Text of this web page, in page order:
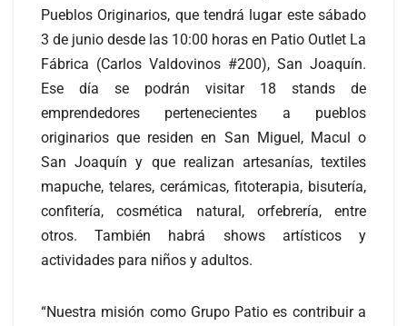
Pueblos Originarios, que tendrá lugar este sábado
3 de junio desde las 10:00 horas en Patio Outlet La
Fábrica (Carlos Valdovinos #200), San Joaquín.
Ese día se podrán visitar 18 stands de
emprendedores pertenecientes a pueblos
originarios que residen en San Miguel, Macul o
San Joaquín y que realizan artesanías, textiles
mapuche, telares, cerámicas, fitoterapia, bisutería,
confitería, cosmética natural, orfebrería, entre
otros. También habrá shows artísticos y
actividades para niños y adultos.
“Nuestra misión como Grupo Patio es contribuir a